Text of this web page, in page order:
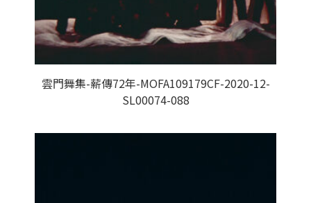
雲門舞集-薪傳72年-MOFA109179CF-2020-12-
SL00074-088